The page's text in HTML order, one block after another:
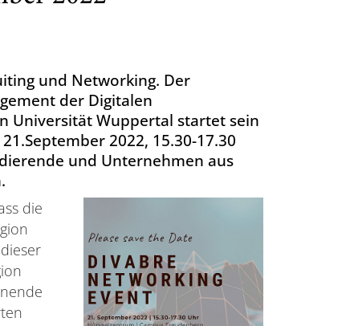
und Networking. Der
der Digitalen
Universität Wuppertal startet sein
2022, 15.30-17.30
und Unternehmen aus
die